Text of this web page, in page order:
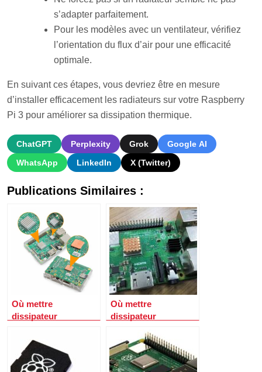
s’adapter parfaitement.
Pour les modèles avec un ventilateur, vérifiez
l’orientation du flux d’air pour une efficacité
optimale.
En suivant ces étapes, vous devriez être en mesure
d’installer efficacement les radiateurs sur votre Raspberry
Pi 3 pour améliorer sa dissipation thermique.
ChatGPT Perplexity Grok
Google AI
WhatsApp
LinkedIn X (Twitter)
Publications Similaires :
Où mettre
dissipateur
Où mettre
dissipateur